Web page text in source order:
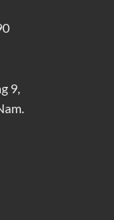
9,